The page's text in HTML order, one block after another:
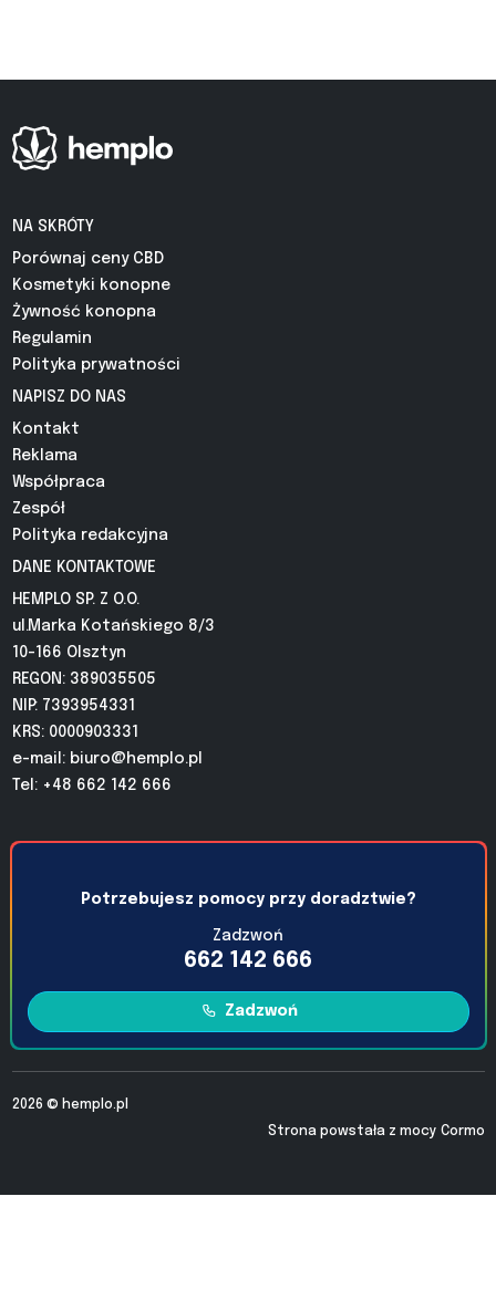
NA SKRÓTY
Porównaj ceny CBD
Kosmetyki konopne
Żywność konopna
Regulamin
Polityka prywatności
NAPISZ DO NAS
Kontakt
Reklama
Współpraca
Zespół
Polityka redakcyjna
DANE KONTAKTOWE
HEMPLO SP. Z O.O.
ul.Marka Kotańskiego 8/3
10-166 Olsztyn
REGON: 389035505
NIP: 7393954331
KRS: 0000903331
e-mail: biuro@hemplo.pl
Tel: +48 662 142 666
Potrzebujesz pomocy przy doradztwie?
Zadzwoń
662 142 666
Zadzwoń
2026 © hemplo.pl
Strona powstała z mocy Cormo